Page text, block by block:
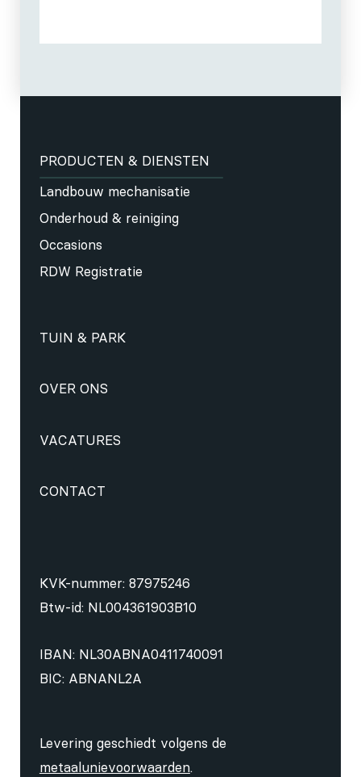
PRODUCTEN & DIENSTEN
Landbouw mechanisatie
Onderhoud & reiniging
Occasions
RDW Registratie
TUIN & PARK
OVER ONS
VACATURES
CONTACT
KVK-nummer: 87975246
Btw-id: NL004361903B10
IBAN: NL30ABNA0411740091
BIC: ABNANL2A
Levering geschiedt volgens de
metaalunievoorwaarden.